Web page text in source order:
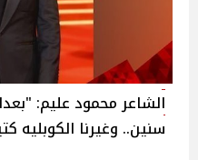
الشاعر محمود عليم:
سنين.. وغيرنا الكوبليه